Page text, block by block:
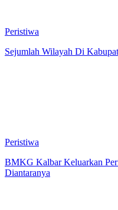
Peristiwa
Sejumlah Wilayah Di
Peristiwa
BMKG Kalbar Keluarkan
Diantaranya